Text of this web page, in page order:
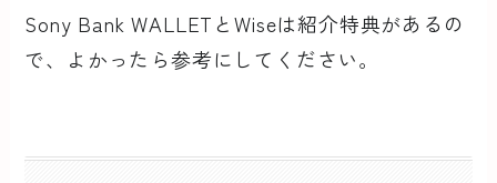
Sony Bank WALLETとWiseは紹介特典があるの
で、よかったら参考にしてください。